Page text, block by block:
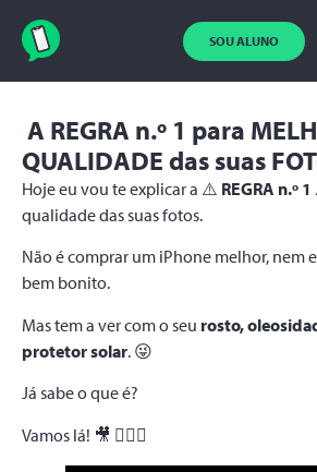
SOU ALUNO
A REGRA n.º 1 para
QUALIDADE das suas
Hoje eu vou te explicar a ⚠️ REGRA n.º
qualidade das suas fotos.
Não é comprar um iPhone melhor, nem
bem bonito.
Mas tem a ver com o seu rosto,
protetor solar. 😜
Já sabe o que é?
Vamos lá! 🎥 🙋🏻‍♀️